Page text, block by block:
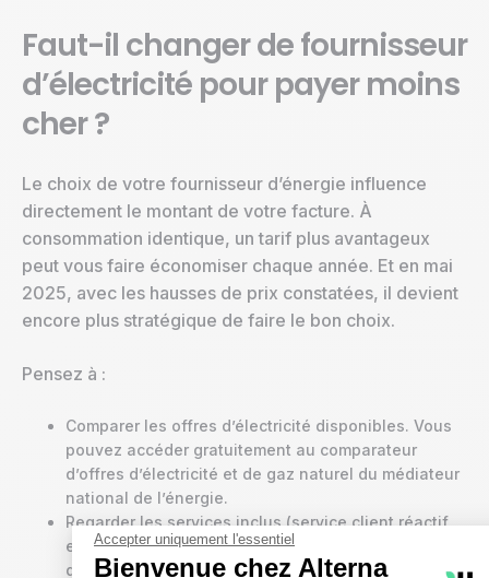
Faut-il changer de fournisseur
d’électricité pour payer moins
cher ?
Le choix de votre fournisseur d’énergie influence
directement le montant de votre facture. À
consommation identique, un tarif plus avantageux
peut vous faire économiser chaque année. Et en mai
2025, avec les hausses de prix constatées, il devient
encore plus stratégique de faire le bon choix.
Pensez à :
Comparer les offres d’électricité disponibles. Vous
pouvez accéder gratuitement au comparateur
d’offres d’électricité et de gaz naturel du médiateur
national de l’énergie.
Regarder les services inclus (service client réactif,
espace client intuitif, suivi conso, application
disponible…).
Accepter uniquement l'essentiel
Bienvenue chez Alterna